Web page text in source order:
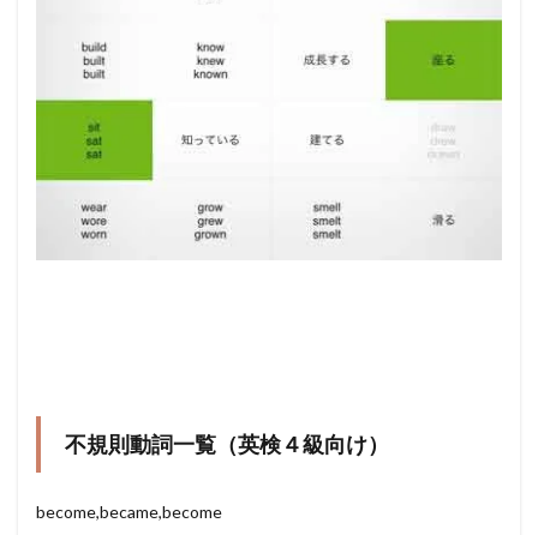
不規則動詞一覧（英検４級向け）
become,became,become